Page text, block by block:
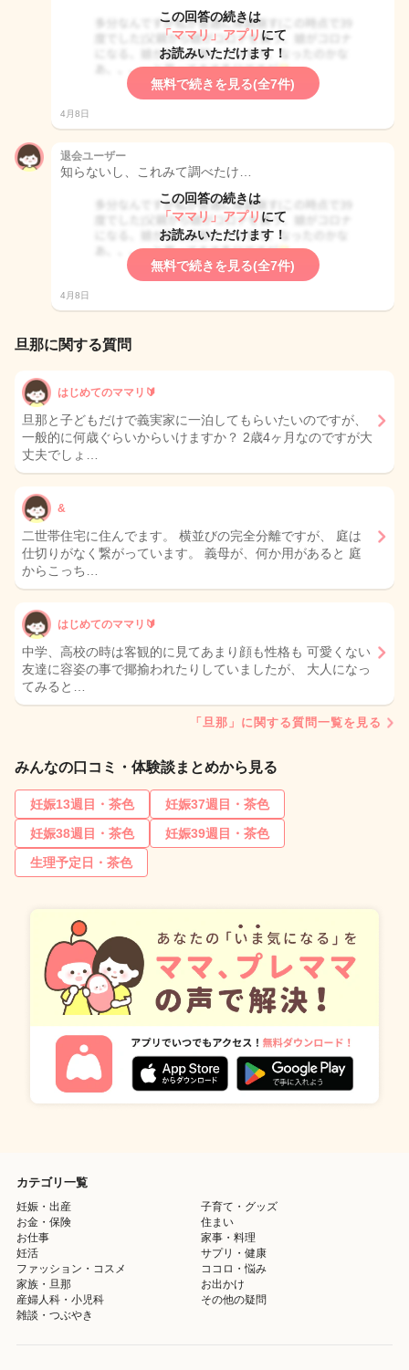
この回答の続きは
「ママリ」アプリ にて
お読みいただけます！
無料で続きを見る(全7件)
4月8日
退会ユーザー
知らないし、これみて調べたけ…
この回答の続きは
「ママリ」アプリ にて
お読みいただけます！
無料で続きを見る(全7件)
4月8日
旦那に関する質問
はじめてのママリ🔰
旦那と子どもだけで義実家に一泊してもらいたいのですが、
一般的に何歳ぐらいからいけますか？ 2歳4ヶ月なのですが大
丈夫でしょ…
&
二世帯住宅に住んでます。 横並びの完全分離ですが、 庭は
仕切りがなく繋がっています。 義母が、何か用があると 庭
からこっち…
はじめてのママリ🔰
中学、高校の時は客観的に見てあまり顔も性格も 可愛くない
友達に容姿の事で揶揄われたりしていましたが、 大人になっ
てみると…
「旦那」に関する質問一覧を見る
みんなの口コミ・体験談まとめから見る
妊娠13週目・茶色
妊娠37週目・茶色
妊娠38週目・茶色
妊娠39週目・茶色
生理予定日・茶色
カテゴリ一覧
妊娠・出産
子育て・グッズ
お金・保険
住まい
お仕事
家事・料理
妊活
サプリ・健康
ファッション・コスメ
ココロ・悩み
家族・旦那
お出かけ
産婦人科・小児科
その他の疑問
雑談・つぶやき